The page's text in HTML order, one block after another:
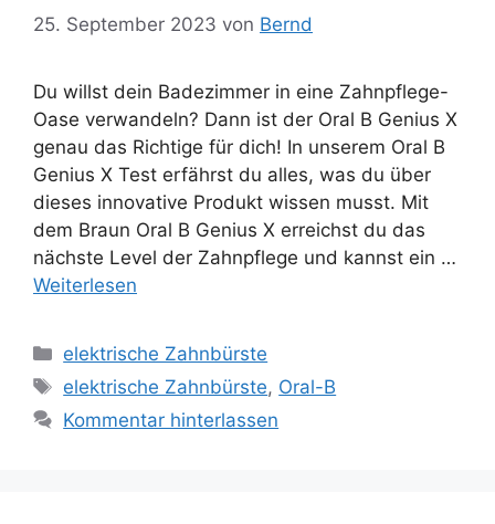
25. September 2023 von Bernd
Du willst dein Badezimmer in eine Zahnpflege-
Oase verwandeln? Dann ist der Oral B Genius X
genau das Richtige für dich! In unserem Oral B
Genius X Test erfährst du alles, was du über
dieses innovative Produkt wissen musst. Mit
dem Braun Oral B Genius X erreichst du das
nächste Level der Zahnpflege und kannst ein …
Weiterlesen
Kategorien
elektrische Zahnbürste
Schlagwörter
elektrische Zahnbürste, Oral-B
Kommentar hinterlassen